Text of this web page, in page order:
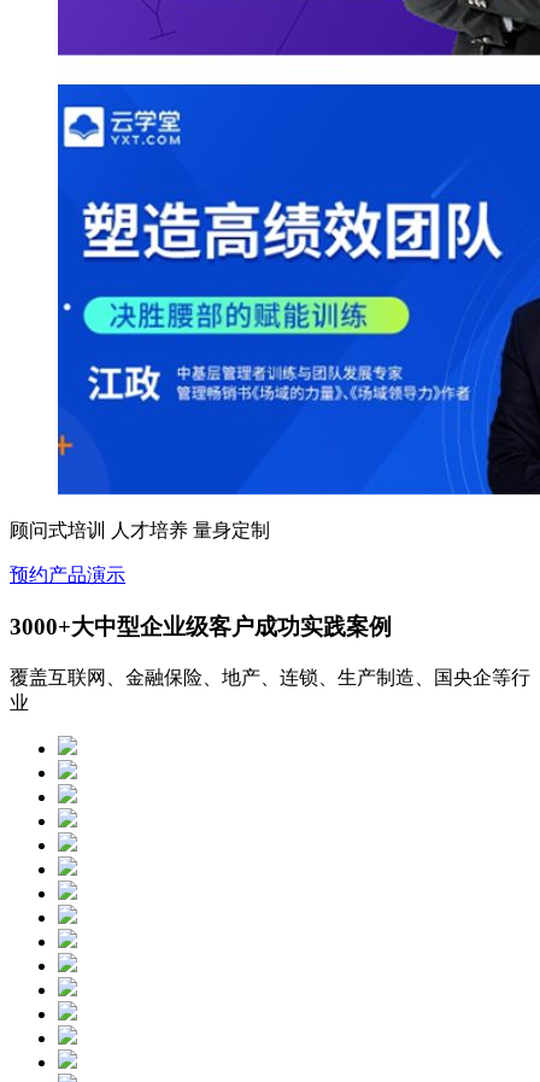
顾问式培训 人才培养 量身定制
预约产品演示
3000+大中型企业级客户成功实践案例
覆盖互联网、金融保险、地产、连锁、生产制造、国央企等行
业